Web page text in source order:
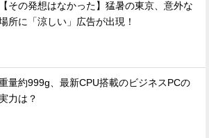
【その発想はなかった】猛暑の東京、意外な
所に「涼しい」広告が出現！
量約999g、最新CPU搭載のビジネスPCの
力は？